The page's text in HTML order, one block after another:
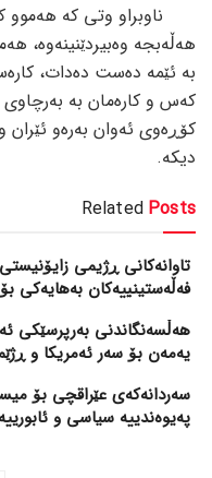
ناوبراو وتی کە هەموو
بە ئێمە دەست دەدات،
کەس و کارەمان بە
کۆڕەوی ئەوان بەرەو ئێران
دیکە.
Related Posts
تاوانەکانی ڕژیمی
فەڵەستینییەکان بەهایەکی
هەڵسەنگاندنی بەرپرسێکی
یەمەن بۆ سەر ئەمریکا و
سەردانەکەی عێراقچی بۆ
پەیوەندییە سیاسی و